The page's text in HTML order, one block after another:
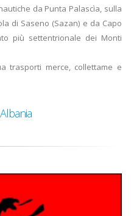
da Punta Palascìa, sulla
di Saseno (Sazan) e da Capo
più settentrionale dei Monti
trasporti merce, collettame e